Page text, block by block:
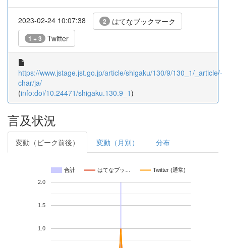
2023-02-24 10:07:38 2 はてなブックマーク
1 + 3 Twitter
https://www.jstage.jst.go.jp/article/shigaku/130/9/130_1/_article/-
char/ja/
(info:doi/10.24471/shigaku.130.9_1)
言及状況
変動（ピーク前後） 変動（月別） 分布
合計 はてなブッ… Twitter (通常)
1.0
1.5
2.0